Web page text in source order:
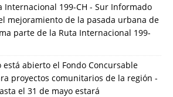
Internacional 199-CH - Sur Informado
mejoramiento de la pasada urbana de
parte de la Ruta Internacional 199-
está abierto el Fondo Concursable
proyectos comunitarios de la región -
el 31 de mayo estará